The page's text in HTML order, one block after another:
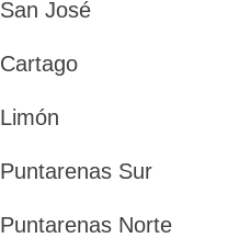
San José
Cartago
Limón
Puntarenas Sur
Puntarenas Norte